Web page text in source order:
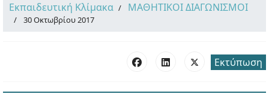
Εκπαιδευτική Κλίμακα ΜΑΘΗΤΙΚΟΙ ΔΙΑΓΩΝΙΣΜΟΙ
30 Οκτωβρίου 2017
Εκτύπωση